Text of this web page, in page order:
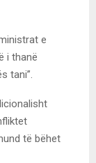
e
i thanë
tani”.
të bëhet